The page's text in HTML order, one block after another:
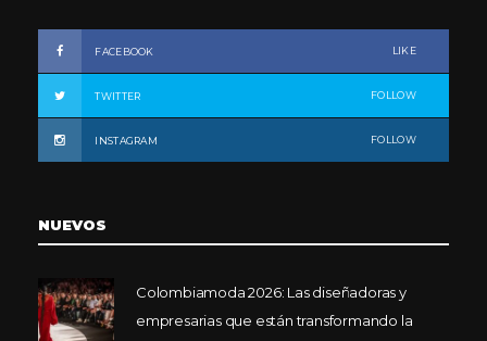
FACEBOOK LIKE
TWITTER FOLLOW
INSTAGRAM FOLLOW
NUEVOS
Colombiamoda 2026: Las diseñadoras y
empresarias que están transformando la